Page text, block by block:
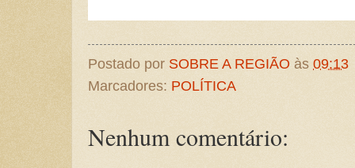
Postado por SOBRE A REGIÃO às 09:13
Marcadores: POLÍTICA
Nenhum comentário: